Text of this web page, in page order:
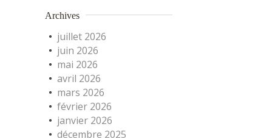
Archives
juillet 2026
juin 2026
mai 2026
avril 2026
mars 2026
février 2026
janvier 2026
décembre 2025